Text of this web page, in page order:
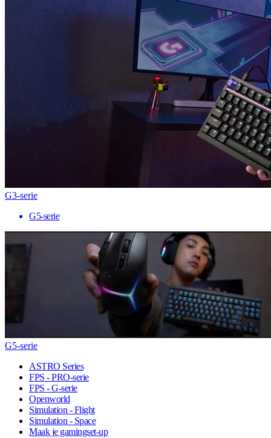
G3-serie
G5-serie
G5-serie
ASTRO Series
FPS - PRO-serie
FPS - G-serie
Openworld
Simulation - Flight
Simulation - Space
Maak je gamingset-up